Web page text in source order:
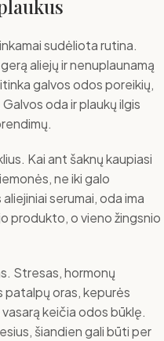
sudėliota rutina.
aliejų ir nenuplaunamą
galvos odos poreikių,
oda ir plaukų ilgis
Kai ant šaknų kaupiasi
ne iki galo
serumai, oda ima
produkto, o vieno žingsnio
Stresas, hormonų
patalpų oras, kepurės
keičia odos būklę.
šiandien gali būti per